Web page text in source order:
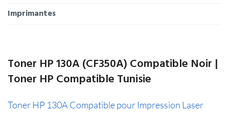
Imprimantes
Toner HP 130A (CF350A) Compatible Noir |
Toner HP Compatible Tunisie
Toner HP 130A Compatible pour Impression Laser